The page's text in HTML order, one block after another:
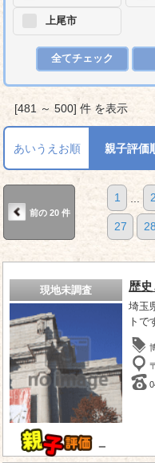
上尾市
全てチェック
[481 ～ 500] 件 を表示
あいうえお順 親子評価
前の 20 件
1
27 28
現地未調査
－
歴
埼玉
トで